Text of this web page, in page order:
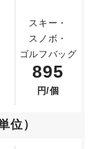
スキー ・
スノボ・
ゴルフバッグ
895
円/個
位）